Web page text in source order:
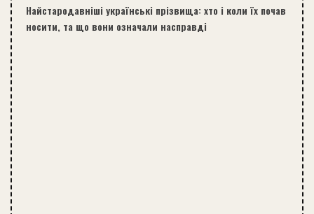
Найстародавніші українські прізвища: хто і коли їх почав
носити, та що вони означали насправді